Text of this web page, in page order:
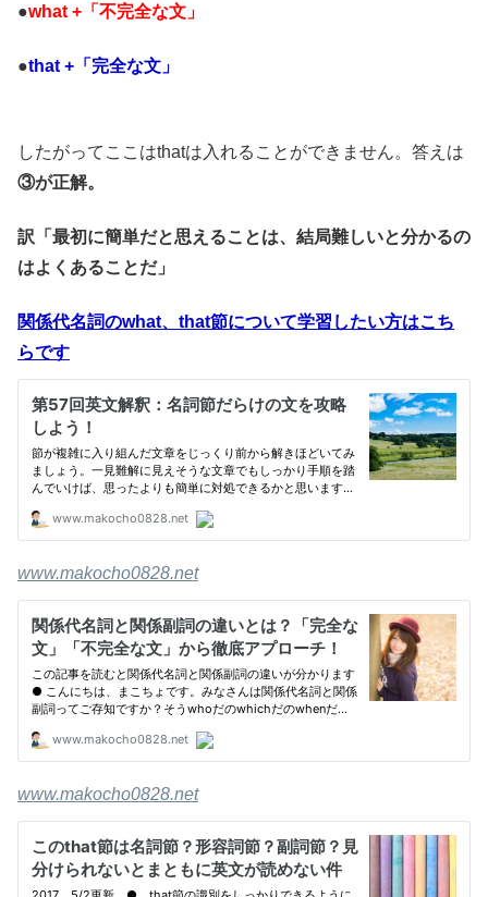
●what +「不完全な文」
●that +「完全な文」
したがってここはthatは入れることができません。答えは
③が正解。
訳「最初に簡単だと思えることは、結局難しいと分かるの
はよくあることだ」
関係代名詞のwhat、that節について学習したい方はこち
らです
www.makocho0828.net
www.makocho0828.net